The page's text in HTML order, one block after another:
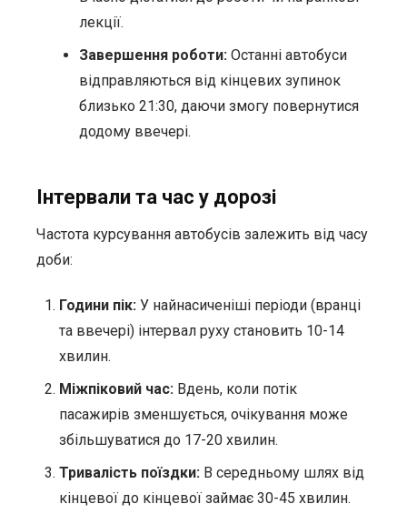
лекції.
Завершення роботи: Останні автобуси
відправляються від кінцевих зупинок
близько 21:30, даючи змогу повернутися
додому ввечері.
Інтервали та час у дорозі
Частота курсування автобусів залежить від часу
доби:
Години пік: У найнасиченіші періоди (вранці
та ввечері) інтервал руху становить 10-14
хвилин.
Міжпіковий час: Вдень, коли потік
пасажирів зменшується, очікування може
збільшуватися до 17-20 хвилин.
Тривалість поїздки: В середньому шлях від
кінцевої до кінцевої займає 30-45 хвилин.